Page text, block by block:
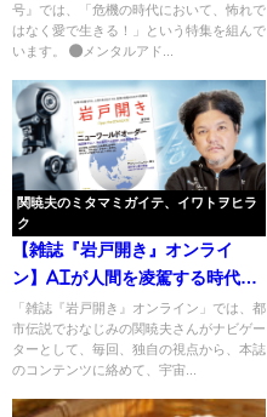
号』では、「危機の時代において、怖れで
はなく愛で生きる！」という特集を組んで
います。 ●メンタルアド...
関暁夫のミタマミガイテ、イワトヲヒラ
ク
【雑誌『岩戸開き』オンライ
ン】AIが人間を凌駕する時代が
やってくる！ 関暁夫のミタマ
ミガイテ、イワトヲヒラク
Vol.19
「雑誌『岩戸開き』オンライン」では、都
市伝説でおなじみの関暁夫さんがナビゲー
ターとして、毎回、独自の視点から、本誌
のコンテンツに絡めて、宇宙...